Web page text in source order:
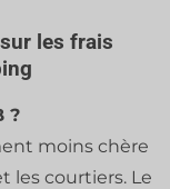
les frais
?
moins chère
les courtiers. Le